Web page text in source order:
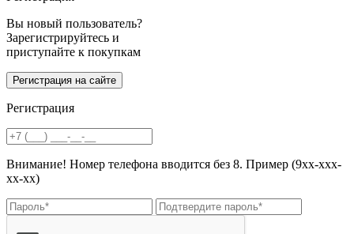
Вы новый пользователь?
Зарегистрируйтесь и
приступайте к покупкам
Регистрация
Внимание! Номер телефона вводится без 8. Пример (9хх-ххх-
хх-хх)